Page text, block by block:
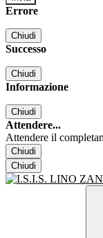
Errore
Chiudi
Successo
Chiudi
Informazione
Chiudi
Attendere...
Attendere il
Chiudi
Chiudi